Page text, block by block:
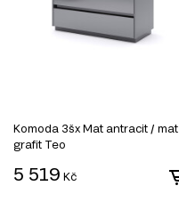
Komoda 3šx Mat antracit / mat
grafit Teo
5 519 Kč